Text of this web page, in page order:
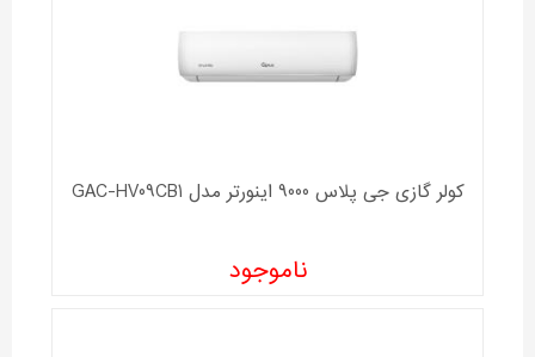
کولر گازی جی پلاس 9000 اینورتر مدل GAC-HV09CB1
ناموجود